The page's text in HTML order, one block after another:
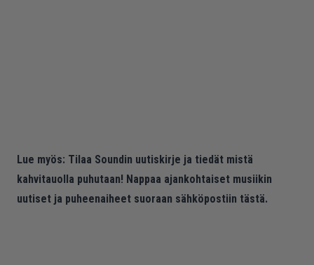
Lue myös: Tilaa Soundin uutiskirje ja tiedät mistä
kahvitauolla puhutaan! Nappaa ajankohtaiset musiikin
uutiset ja puheenaiheet suoraan sähköpostiin tästä.